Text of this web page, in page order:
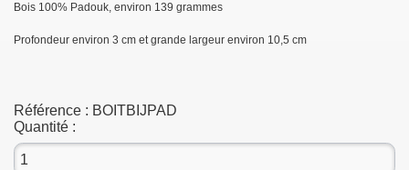
Bois 100% Padouk, environ 139 grammes
Profondeur environ 3 cm et grande largeur environ 10,5 cm
Référence : BOITBIJPAD
Quantité :